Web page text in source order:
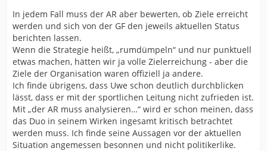
In jedem Fall muss der AR aber bewerten, ob Ziele erreicht
werden und sich von der GF den jeweils aktuellen Status
berichten lassen.
Wenn die Strategie heißt, „rumdümpeln“ und nur punktuell
etwas machen, hätten wir ja volle Zielerreichung - aber die
Ziele der Organisation waren offiziell ja andere.
Ich finde übrigens, dass Uwe schon deutlich durchblicken
lässt, dass er mit der sportlichen Leitung nicht zufrieden ist.
Mit „der AR muss analysieren…“ wird er schon meinen, dass
das Duo in seinem Wirken ingesamt kritisch betrachtet
werden muss. Ich finde seine Aussagen vor der aktuellen
Situation angemessen besonnen und nicht politikerlike.